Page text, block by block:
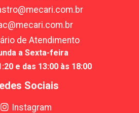
de Atendimento
a Sexta-feira
e das 13:00 às 18:00
Sociais
Instagram